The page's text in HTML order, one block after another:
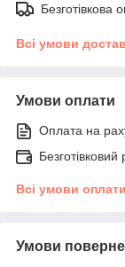
Безготівкова
Всі умови
Умови оплати
Оплата на
Безготівковий
Всі умови оплати
Умови